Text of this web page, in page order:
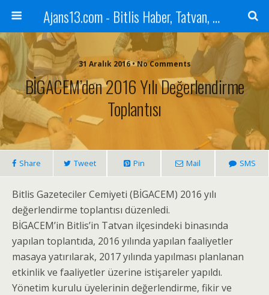
Ajans13.com - Bitlis Haber, Tatvan, Ahlat, Adilcevaz, Mutki, Hizan, Güroymak, Gazete, Ajans, 13, Haber
31 Aralık 2016 • No Comments
BİGACEM’den 2016 Yılı Değerlendirme
Toplantısı
Share Tweet Pin Mail SMS
Bitlis Gazeteciler Cemiyeti (BİGACEM) 2016 yılı
değerlendirme toplantısı düzenledi.
BİGACEM’in Bitlis’in Tatvan ilçesindeki binasında
yapılan toplantıda, 2016 yılında yapılan faaliyetler
masaya yatırılarak, 2017 yılında yapılması planlanan
etkinlik ve faaliyetler üzerine istişareler yapıldı.
Yönetim kurulu üyelerinin değerlendirme, fikir ve